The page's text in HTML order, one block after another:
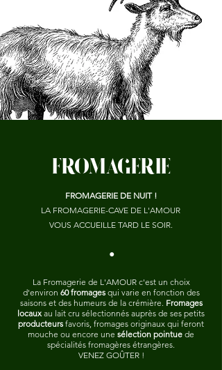
FROMAGERIE
FROMAGERIE DE NUIT !
LA FROMAGERIE-CAVE DE L'AMOUR
VOUS ACCUEILLE TARD LE SOIR.
•
La Fromagerie de L'AMOUR c'est un choix
d'environ 60 fromagesqui varie en fonction des
saisons et des humeurs de la crémière. Fromages
locauxau lait cru sélectionnés auprès de ses petits
producteurs favoris, fromages originaux qui feront
mouche ou encore une sélection pointue de
spécialités fromagères étrangères.
VENEZ GOÛTER !